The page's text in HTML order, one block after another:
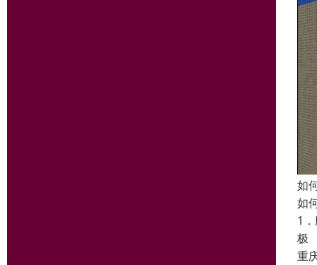
如
如
1
极
重